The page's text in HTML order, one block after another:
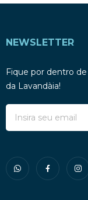
NEWSLETTER
Fique por dentro
da Lavandàia!